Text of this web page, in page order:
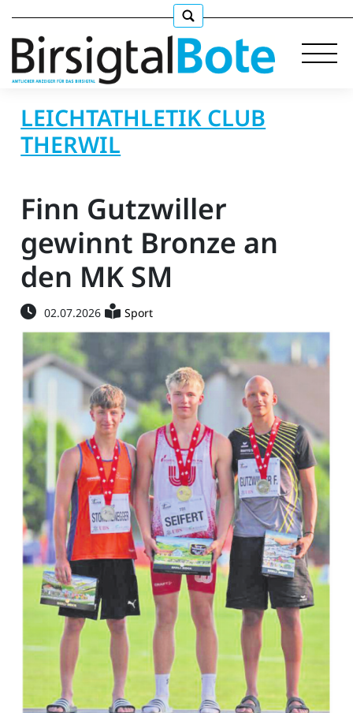
Immobilien
Stellen
E-
Paper
LEICHTATHLETIK CLUB
THERWIL
Finn Gutzwiller
gewinnt Bronze an
den MK SM
02.07.2026 Sport